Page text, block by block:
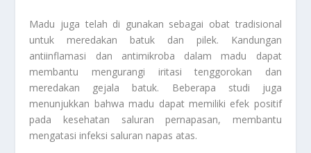
Madu juga telah di gunakan sebagai obat tradisional
untuk meredakan batuk dan pilek. Kandungan
antiinflamasi dan antimikroba dalam madu dapat
membantu mengurangi iritasi tenggorokan dan
meredakan gejala batuk. Beberapa studi juga
menunjukkan bahwa madu dapat memiliki efek positif
pada kesehatan saluran pernapasan, membantu
mengatasi infeksi saluran napas atas.